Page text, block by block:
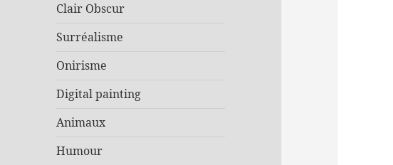
Clair Obscur
Surréalisme
Onirisme
Digital painting
Animaux
Humour